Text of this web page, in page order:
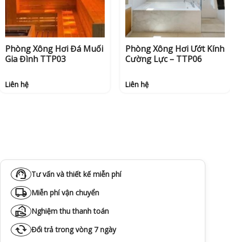
Phòng Xông Hơi Đá Muối
Gia Đình TTP03
Liên hệ
Phòng Xông Hơi Ướt Kính
Cường Lực – TTP06
Liên hệ
support_agent Tư vấn và thiết kế miễn phí
local_shipping Miễn phí vận chuyển
real_estate_agent Nghiệm thu thanh toán
cached Đổi trả trong vòng 7 ngày